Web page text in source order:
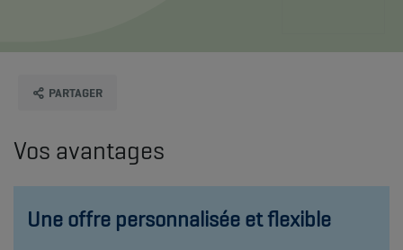
PARTAGER
Vos avantages
Une offre personnalisée et flexible